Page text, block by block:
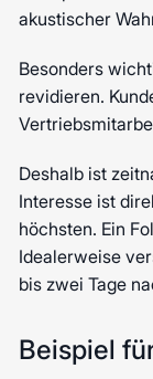
akustischer
Besonders
revidieren.
Deshalb ist
Interesse ist
höchsten. Ein
Idealerweise
bis zwei Tage
Beispiel